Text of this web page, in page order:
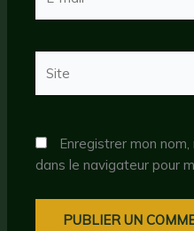
mail*
Enregistrer mon
dans le navigateur pour